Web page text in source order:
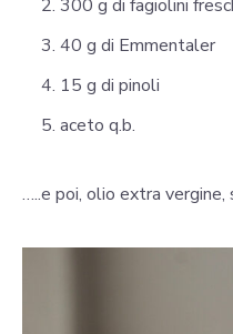
300 g di fagiolini
40 g di Emmentaler
15 g di pinoli
aceto q.b.
…..e poi, olio extra vergine,